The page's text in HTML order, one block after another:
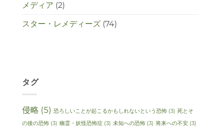
メディア (2)
スター・レメディーズ (74)
タグ
侵略 (5) 恐ろしいことが起こるかもしれないという恐怖 (3) 死とそ
の後の恐怖 (3) 幽霊・妖怪恐怖症 (3) 未知への恐怖 (3) 将来への不安 (3)